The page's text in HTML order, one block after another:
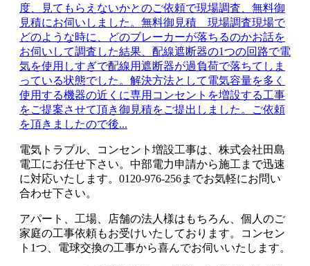
度、見てもらえないかとのご依頼で現場調査、無料御
見積にお伺いしました。無料御見積 現場調査現場で
どのような時に、どのブレーカーが落ちるのかお話を
お伺いして調査した結果、配線遮断器の1つの回路で電
気を使用しすぎで配線用遮断器が過負荷で落ちてしま
っている状態でした。解決方法として電気容量を多く
使用する機器の近くに専用コンセントを増設する工事
をご提案させて頂き御見積をご提出しました。ご依頼
を頂きましたので後...
電気トラブル、コンセント増設工事は、株式会社田島
電工にお任せ下さい。中部電力申請から施工まで迅速
に対応いたします。0120-976-256までお気軽にお問い
合わせ下さい。
アパート、工場、店舗の法人様はもちろん、個人のご
家庭の工事依頼もお受けいたしております。コンセン
ト1つ、電球交換の工事から喜んでお伺いいたします。